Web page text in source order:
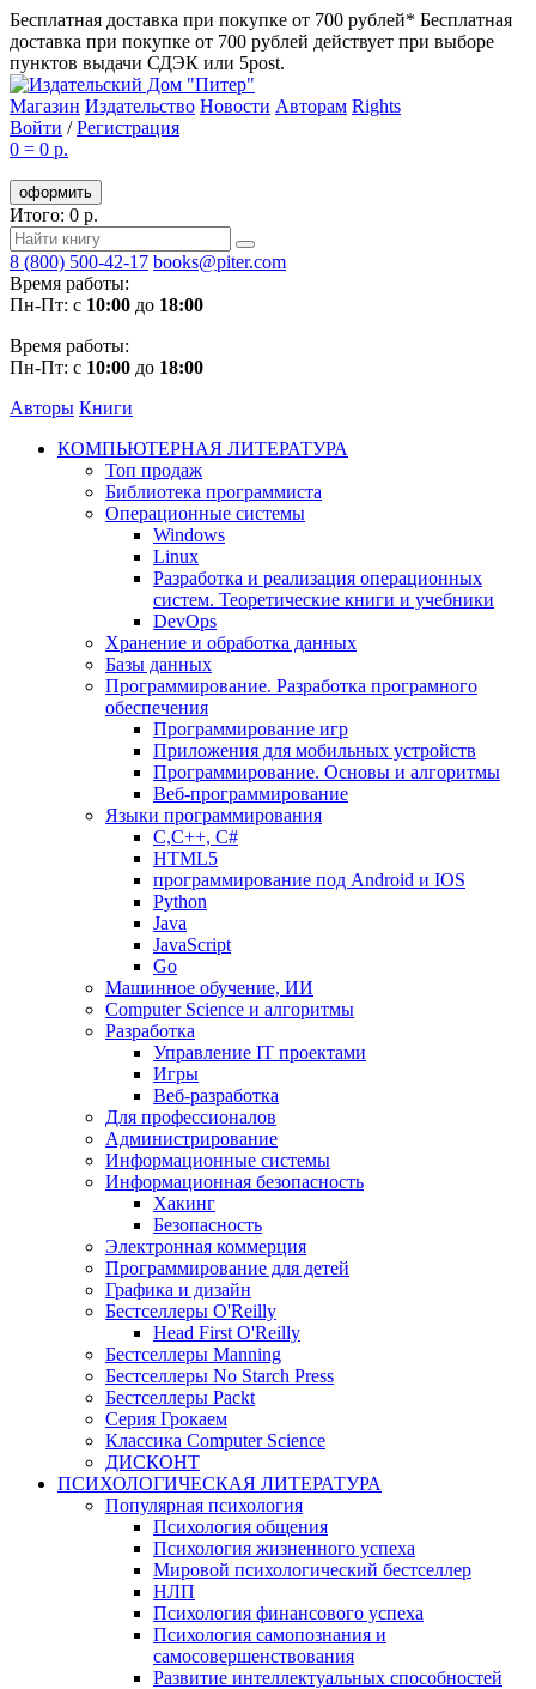
Бесплатная доставка при покупке от 700 рублей* Бесплатная
доставка при покупке от 700 рублей действует при выборе
пунктов выдачи СДЭК или 5post.
Магазин Издательство Новости Авторам Rights
Войти /Регистрация
0 = 0 р.
оформить
Итого: 0 р.
8 (800) 500-42-17 books@piter.com
Время работы:
Пн-Пт: с 10:00 до 18:00
Время работы:
Пн-Пт: с 10:00 до 18:00
Авторы Книги
КОМПЬЮТЕРНАЯ ЛИТЕРАТУРА
Топ продаж
Библиотека программиста
Операционные системы
Windows
Linux
Разработка и реализация операционных
систем. Теоретические книги и учебники
DevOps
Хранение и обработка данных
Базы данных
Программирование. Разработка програмного
обеспечения
Программирование игр
Приложения для мобильных устройств
Программирование. Основы и алгоритмы
Веб-программирование
Языки программирования
С,С++, С#
HTML5
программирование под Android и IOS
Python
Java
JavaScript
Go
Машинное обучение, ИИ
Computer Science и алгоритмы
Разработка
Управление IT проектами
Игры
Веб-разработка
Для профессионалов
Администрирование
Информационные системы
Информационная безопасность
Хакинг
Безопасность
Электронная коммерция
Программирование для детей
Графика и дизайн
Бестселлеры O'Reilly
Head First O'Reilly
Бестселлеры Manning
Бестселлеры No Starch Press
Бестселлеры Packt
Серия Грокаем
Классика Computer Science
ДИСКОНТ
ПСИХОЛОГИЧЕСКАЯ ЛИТЕРАТУРА
Популярная психология
Психология общения
Психология жизненного успеха
Мировой психологический бестселлер
НЛП
Психология финансового успеха
Психология самопознания и
самосовершенствования
Развитие интеллектуальных способностей